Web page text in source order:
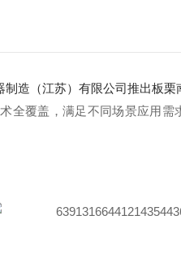
制造（江苏）有限公司推出板栗
覆盖，满足不同场景应用